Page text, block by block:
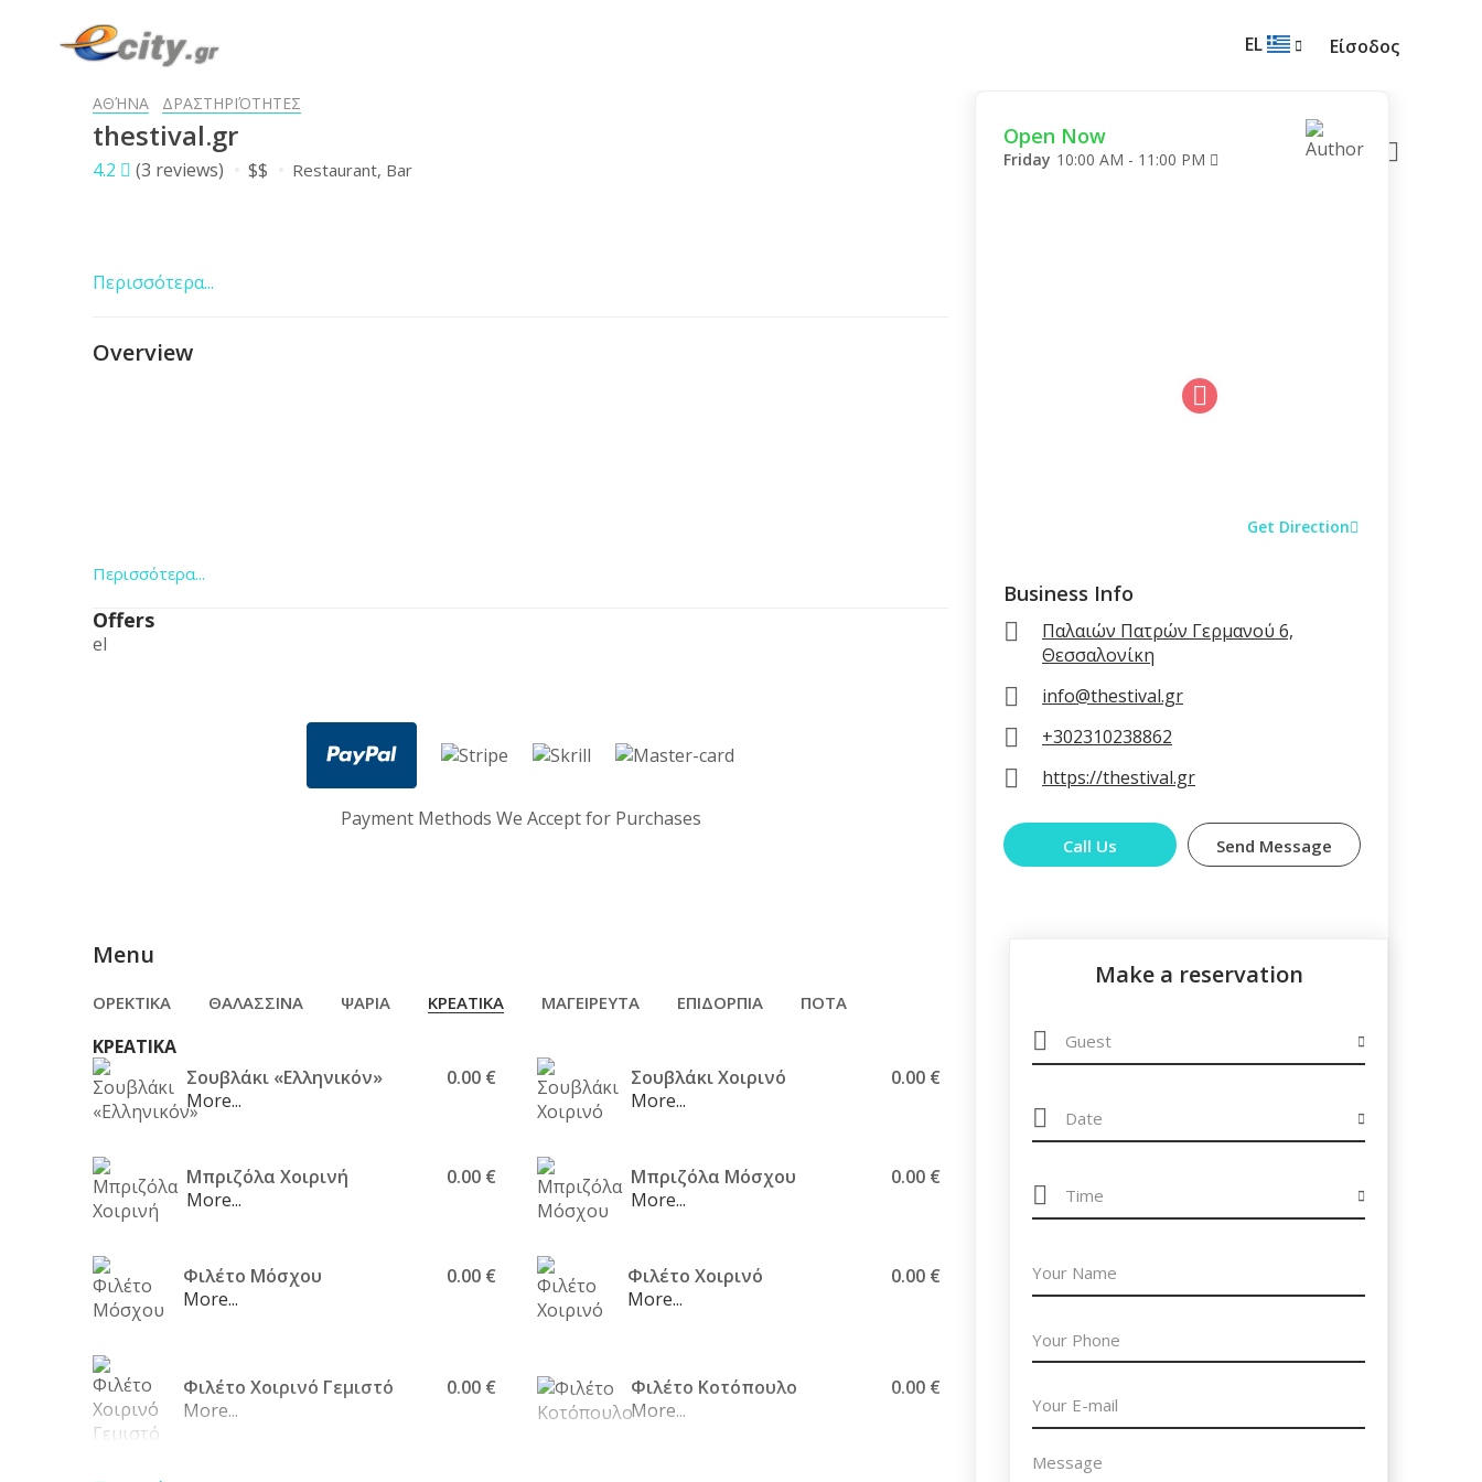
EL Είσοδος
ΑΘΉΝΑ ΔΡΑΣΤΗΡΙΌΤΗΤΕΣ
thestival.gr
4.2 (3 reviews) $$ Restaurant Bar
Περισσότερα...
Overview
Περισσότερα...
Offers
el
Payment Methods We Accept for Purchases
Menu
ΟΡΕΚΤΙΚΑ ΘΑΛΑΣΣΙΝΑ ΨΑΡΙΑ ΚΡΕΑΤΙΚΑ ΜΑΓΕΙΡΕΥΤΑ ΕΠΙΔΟΡΠΙΑ ΠΟΤΑ
ΚΡΕΑΤΙΚΑ
Σουβλάκι «Ελληνικόν»
0.00 €
More...
Σουβλάκι Χοιρινό
0.00 €
More...
Μπριζόλα Χοιρινή
0.00 €
More...
Μπριζόλα Μόσχου
0.00 €
More...
Φιλέτο Μόσχου
0.00 €
More...
Φιλέτο Χοιρινό
0.00 €
More...
Φιλέτο Χοιρινό Γεμιστό
0.00 €
More...
Φιλέτο Κοτόπουλο
0.00 €
More...
Open Now
Friday 10:00 AM - 11:00 PM
Get Direction
Business Info
Παλαιών Πατρών Γερμανού 6,
Θεσσαλονίκη
info@thestival.gr
+302310238862
https://thestival.gr
Call Us Send Message
Make a reservation